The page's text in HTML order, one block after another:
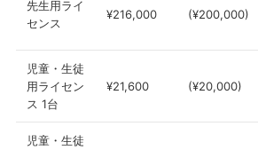
先生用ライ
センス
¥216,000 (¥200,000)
児童・生徒
用ライセン
ス 1台
¥21,600 (¥20,000)
児童・生徒